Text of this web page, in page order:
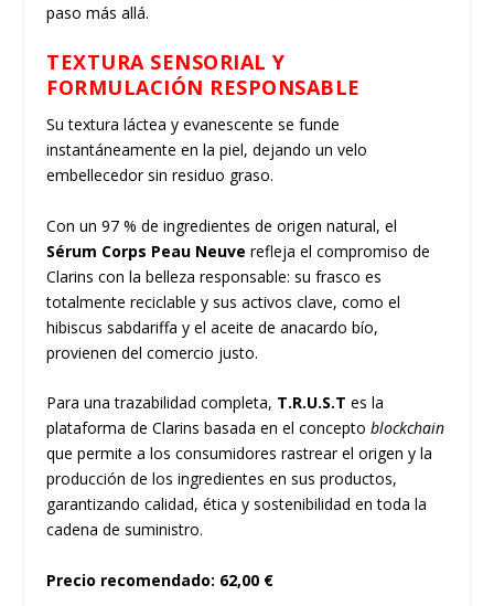
paso más allá.
TEXTURA SENSORIAL Y
FORMULACIÓN RESPONSABLE
Su textura láctea y evanescente se funde
instantáneamente en la piel, dejando un velo
embellecedor sin residuo graso.
Con un 97 % de ingredientes de origen natural, el
Sérum Corps Peau Neuve refleja el compromiso de
Clarins con la belleza responsable: su frasco es
totalmente reciclable y sus activos clave, como el
hibiscus sabdariffa y el aceite de anacardo bío,
provienen del comercio justo.
Para una trazabilidad completa, T.R.U.S.T es la
plataforma de Clarins basada en el conceptoblockchain
que permite a los consumidores rastrear el origen y la
producción de los ingredientes en sus productos,
garantizando calidad, ética y sostenibilidad en toda la
cadena de suministro.
Precio recomendado: 62,00 €